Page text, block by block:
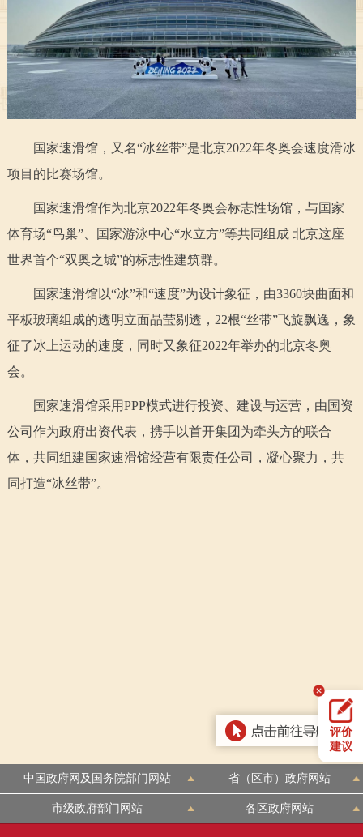
12345网上接诉即办 我要咨询 我要建议
参与调查 在线访谈 图说互动
走进北京
绿色北京 图说北京 视频北京
ENGLISH 한국어 日本語
DEUTSCH FRANÇAIS РУССКИЙ ЯЗЫК
ITALIANO
国家速滑馆，又名“冰丝带”是北京2022年冬奥会速度滑冰
项目的比赛场馆。
国家速滑馆作为北京2022年冬奥会标志性场馆，与国家
体育场“鸟巢”、国家游泳中心“水立方”等共同组成 北京这座
世界首个“双奥之城”的标志性建筑群。
国家速滑馆以“冰”和“速度”为设计象征，由3360块曲面和
平板玻璃组成的透明立面晶莹剔透，22根“丝带”飞旋飘逸，象
征了冰上运动的速度，同时又象征2022年举办的北京冬奥
会。
国家速滑馆采用PPP模式进行投资、建设与运营，由国资
公司作为政府出资代表，携手以首开集团为牵头方的联合
体，共同组建国家速滑馆经营有限责任公司，凝心聚力，共
同打造“冰丝带”。
评价
建议
中国政府网及国务院部门网站 省（区市）政府网站
市级政府部门网站 各区政府网站